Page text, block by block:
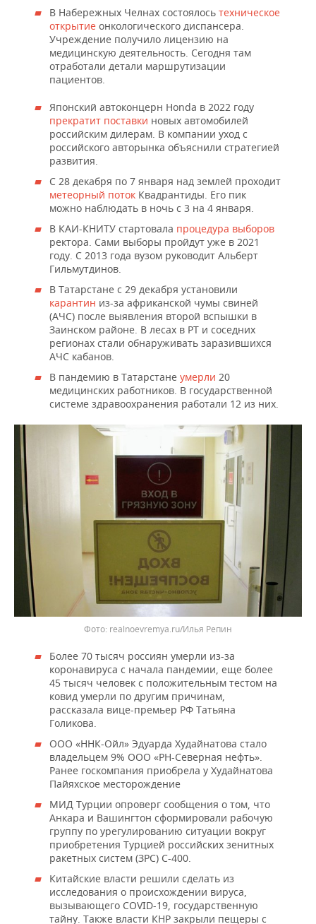
В Набережных Челнах состоялось техническое
открытие онкологического диспансера.
Учреждение получило лицензию на
медицинскую деятельность. Сегодня там
отработали детали маршрутизации
пациентов.
Японский автоконцерн Honda в 2022 году
прекратит поставки новых автомобилей
российским дилерам. В компании уход с
российского авторынка объяснили стратегией
развития.
С 28 декабря по 7 января над землей проходит
метеорный поток Квадрантиды. Его пик
можно наблюдать в ночь с 3 на 4 января.
В КАИ-КНИТУ стартовала процедура выборов
ректора. Сами выборы пройдут уже в 2021
году. С 2013 года вузом руководит Альберт
Гильмутдинов.
В Татарстане с 29 декабря установили
карантин из-за африканской чумы свиней
(АЧС) после выявления второй вспышки в
Заинском районе. В лесах в РТ и соседних
регионах стали обнаруживать заразившихся
АЧС кабанов.
В пандемию в Татарстане умерли 20
медицинских работников. В государственной
системе здравоохранения работали 12 из них.
realnoevremya.ru/Илья Репин
Более 70 тысяч россиян умерли из-за
коронавируса с начала пандемии, еще более
45 тысяч человек с положительным тестом на
ковид умерли по другим причинам,
рассказала вице-премьер РФ Татьяна
Голикова.
ООО «ННК-Ойл» Эдуарда Худайнатова стало
владельцем 9% ООО «РН-Северная нефть».
Ранее госкомпания приобрела у Худайнатова
Пайяхское месторождение
МИД Турции опроверг сообщения о том, что
Анкара и Вашингтон сформировали рабочую
группу по урегулированию ситуации вокруг
приобретения Турцией российских зенитных
ракетных систем (ЗРС) С-400.
Китайские власти решили сделать из
исследования о происхождении вируса,
вызывающего COVID-19, государственную
тайну. Также власти КНР закрыли пещеры с